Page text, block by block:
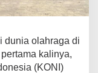
dunia olahraga di
kalinya,
(KONI)